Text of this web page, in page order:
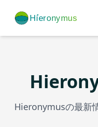
Hieronymusの最新